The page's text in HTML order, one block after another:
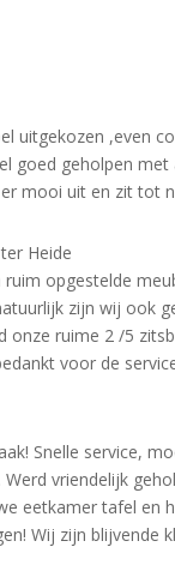
uitgekozen ,even
goed geholpen met
mooi uit en zit tot
Heide
opgestelde
zijn wij ook
onze ruime 2 /5
voor de
Snelle service,
Werd vriendelijk
eetkamer tafel en
Wij zijn blijvende